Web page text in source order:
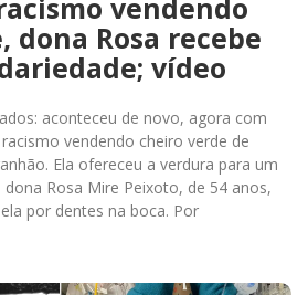
dona Rosa recebe
vídeo
aconteceu de novo, agora com
vendendo cheiro verde de
Ela ofereceu a verdura para um
Rosa Mire Peixoto, de 54 anos,
por dentes na boca. Por